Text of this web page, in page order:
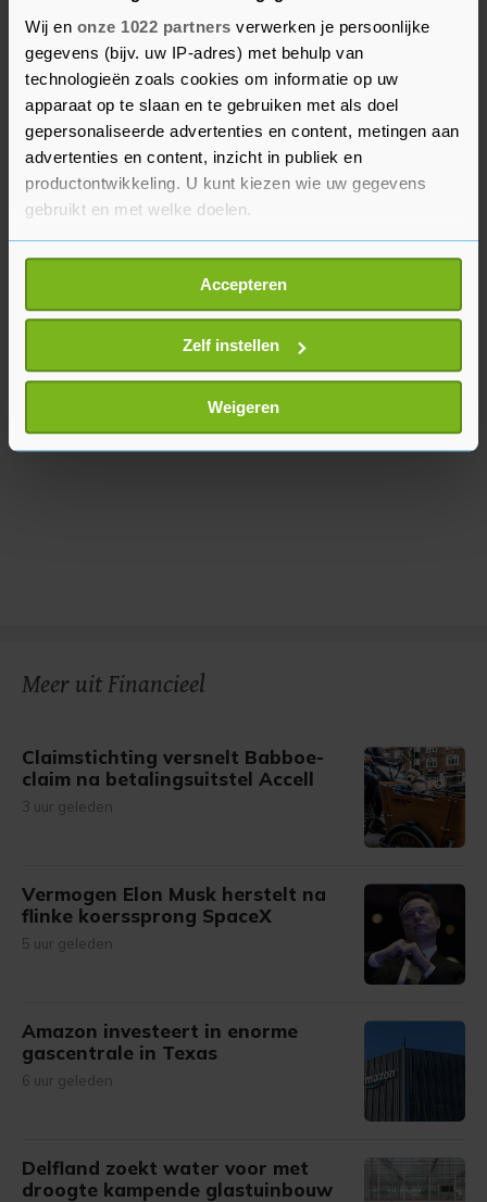
Wij en onze 1022 partners verwerken je persoonlijke
gegevens (bijv. uw IP-adres) met behulp van
technologieën zoals cookies om informatie op uw
apparaat op te slaan en te gebruiken met als doel
gepersonaliseerde advertenties en content, metingen aan
advertenties en content, inzicht in publiek en
productontwikkeling. U kunt kiezen wie uw gegevens
gebruikt en met welke doelen.
Als u het toestaat, willen we ook graag:
Informatie verzamelen over uw geografische
locatie, die tot een paar meter nauwkeurig kan zijn
Uw apparaat identificeren door het actief te
scannen op specifieke eigenschappen (fingerprinting)
Lees meer over hoe uw persoonlijke gegevens worden
verwerkt en stel uw voorkeuren in het
U kunt uw toestemming op elk moment wijzigen of
Accepteren
Zelf instellen
Weigeren
worden voor vele brouwerijen."
De branche wil de petitie 'Voorkom Extra
Bierbelasting' op 17 oktober aan de Tweede
Kamer aanbieden. De brouwers verwachten dat er
komende dagen nog meer handtekeningen bij
zullen komen.
Meer uit Financieel
Claimstichting versnelt Babboe-
claim na betalingsuitstel Accell
3 uur geleden
Vermogen Elon Musk herstelt na
flinke koerssprong SpaceX
5 uur geleden
Amazon investeert in enorme
gascentrale in Texas
6 uur geleden
Delfland zoekt water voor met
droogte kampende glastuinbouw